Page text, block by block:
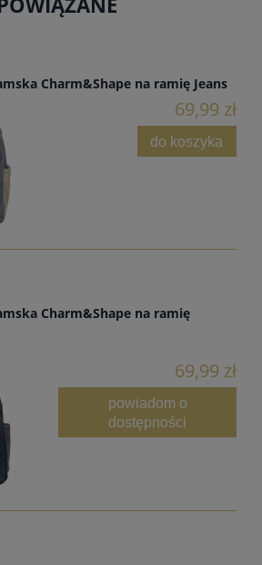
Charm&Shape na ramię Jeans
69,99 zł
do koszyka
Charm&Shape na ramię
69,99 zł
powiadom o
dostępności